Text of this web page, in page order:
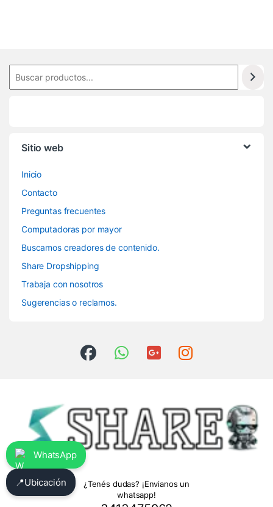
Sitio web
Inicio
Contacto
Preguntas frecuentes
Computadoras por mayor
Buscamos creadores de contenido.
Share Dropshipping
Trabaja con nosotros
Sugerencias o reclamos.
¿Tenés dudas? ¡Envianos un
whatsapp!
WhatsApp
📍Ubicación